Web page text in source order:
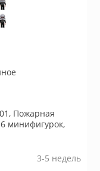
Пожарная
минифигурок,
3-5 недель